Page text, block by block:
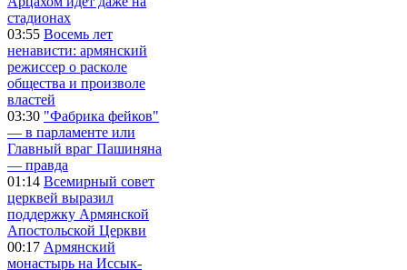
стадионах
03:55 Восемь лет
ненависти: армянский
режиссер о расколе
общества и произволе
властей
03:30 "Фабрика фейков"
— в парламенте или
Главный враг Пашиняна
— правда
01:14 Всемирный совет
церквей выразил
поддержку Армянской
Апостольской Церкви
00:17 Армянский
монастырь на Иссык-